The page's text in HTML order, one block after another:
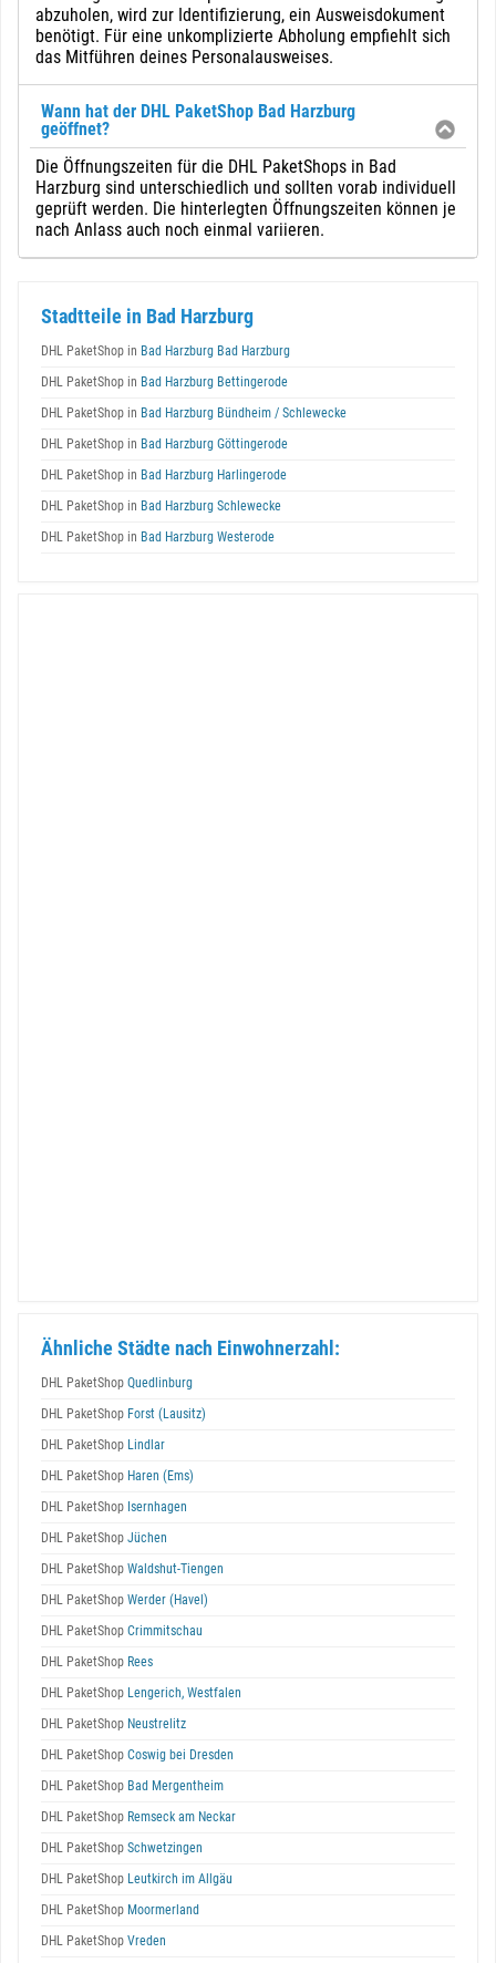
abzuholen, wird zur Identifizierung, ein Ausweisdokument
benötigt. Für eine unkomplizierte Abholung empfiehlt sich
das Mitführen deines Personalausweises.
Wann hat der DHL PaketShop Bad Harzburg
geöffnet?
Die Öffnungszeiten für die DHL PaketShops in Bad
Harzburg sind unterschiedlich und sollten vorab individuell
geprüft werden. Die hinterlegten Öffnungszeiten können je
nach Anlass auch noch einmal variieren.
Stadtteile in Bad Harzburg
DHL PaketShop in Bad Harzburg Bad Harzburg
DHL PaketShop in Bad Harzburg Bettingerode
DHL PaketShop in Bad Harzburg Bündheim / Schlewecke
DHL PaketShop in Bad Harzburg Göttingerode
DHL PaketShop in Bad Harzburg Harlingerode
DHL PaketShop in Bad Harzburg Schlewecke
DHL PaketShop in Bad Harzburg Westerode
Ähnliche Städte nach Einwohnerzahl:
DHL PaketShop Quedlinburg
DHL PaketShop Forst (Lausitz)
DHL PaketShop Lindlar
DHL PaketShop Haren (Ems)
DHL PaketShop Isernhagen
DHL PaketShop Jüchen
DHL PaketShop Waldshut-Tiengen
DHL PaketShop Werder (Havel)
DHL PaketShop Crimmitschau
DHL PaketShop Rees
DHL PaketShop Lengerich, Westfalen
DHL PaketShop Neustrelitz
DHL PaketShop Coswig bei Dresden
DHL PaketShop Bad Mergentheim
DHL PaketShop Remseck am Neckar
DHL PaketShop Schwetzingen
DHL PaketShop Leutkirch im Allgäu
DHL PaketShop Moormerland
DHL PaketShop Vreden